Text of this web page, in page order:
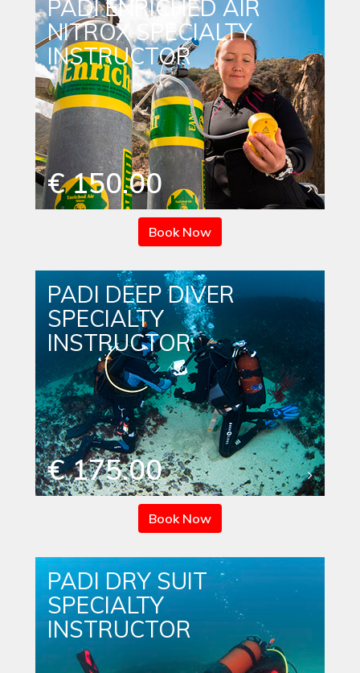
PADI ENRICHED AIR
NITROX SPECIALTY
INSTRUCTOR
€ 150.00
Book Now
PADI DEEP DIVER
SPECIALTY
INSTRUCTOR
€ 175.00
Book Now
PADI DRY SUIT
SPECIALTY
INSTRUCTOR